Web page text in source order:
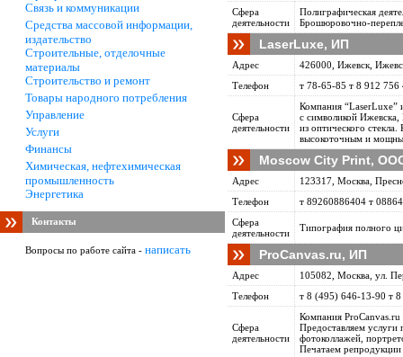
Связь и коммуникации
Средства массовой информации,
издательство
Строительные, отделочные
материалы
Строительство и ремонт
Товары народного потребления
Управление
Услуги
Финансы
Химическая, нефтехимическая
промышленность
Энергетика
Контакты
Вопросы по работе сайта - написать
Сфера
деятельности
Полиграфическая
Брошюровочно-
LaserLuxe, ИП
Адрес
426000, Ижевск,
Телефон
т 78-65-85 т 8 912 756
Сфера
деятельности
Компания “LaserLuxe”
с символикой
из оптического
высокоточным и
Moscow City Print,
Адрес
123317, Москва,
Телефон
т 89260886404 т
Сфера
деятельности
Типография полного
ProCanvas.ru, ИП
Адрес
105082, Москва, ул.
Телефон
т 8 (495) 646-13-90 т
Сфера
деятельности
Компания ProCanvas.ru
Предоставляем услуги
фотоколлажей,
Печатаем репродукции